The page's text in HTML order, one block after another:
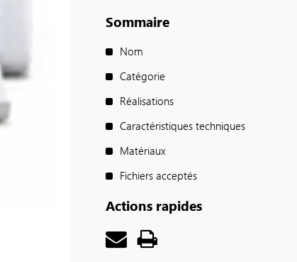
Sommaire
Nom
Catégorie
Réalisations
Caractéristiques techniques
Matériaux
Fichiers acceptés
Actions rapides